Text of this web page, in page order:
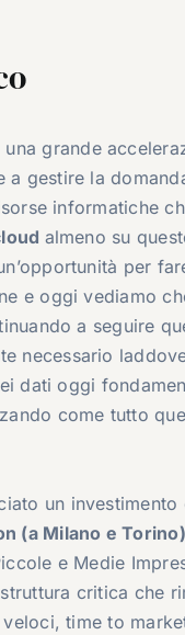
grande
a gestire la
informatiche
almeno su
per
e oggi vediamo
a seguire
necessario
dati oggi
come tutto
un
(a Milano e Torino)
e Medie
critica che
time to